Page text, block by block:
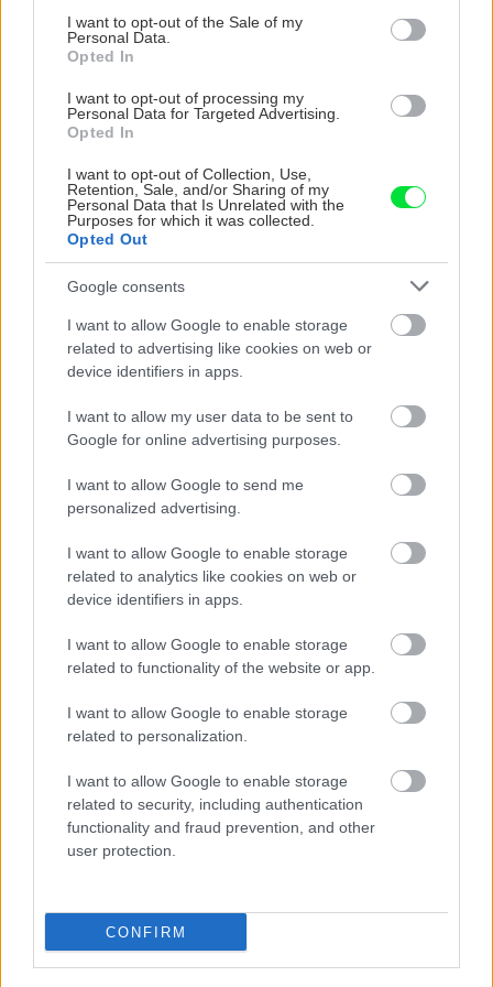
consent section.
I want to opt-out of the Sale of my
Personal Data.
Opted In
I want to opt-out of processing my
Personal Data for Targeted Advertising.
Opted In
I want to opt-out of Collection, Use,
Retention, Sale, and/or Sharing of my
Personal Data that Is Unrelated with the
Purposes for which it was collected.
Opted Out
Google consents
I want to allow Google to enable storage
related to advertising like cookies on web or
device identifiers in apps.
I want to allow my user data to be sent to
Google for online advertising purposes.
I want to allow Google to send me
personalized advertising.
I want to allow Google to enable storage
related to analytics like cookies on web or
device identifiers in apps.
I want to allow Google to enable storage
related to functionality of the website or app.
I want to allow Google to enable storage
related to personalization.
I want to allow Google to enable storage
related to security, including authentication
functionality and fraud prevention, and other
user protection.
CONFIRM
Zakročte proti voškám,
ostatným škodcom bez
použitia chémie
Môj dom
Ako na vošky a slimáky
poradiť s voškami v
záhrade
KOMENTÁRE Pridať komentár
Chcete dominantu interiéru,